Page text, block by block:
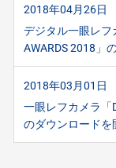
2018年04月26日
デジタル一眼レフ
AWARDS 2018」
2018年03月01日
一眼レフカメラ「
のダウンロードを